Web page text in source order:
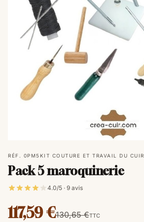
RÉF. 0PM5 KIT COUTURE ET TRAVAIL DU CUIR
Pack 5 maroquinerie
4.0/5 · 9 avis
117,59 €130,65 €TTC